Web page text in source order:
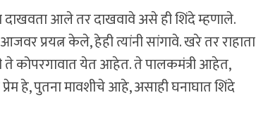
आले तर दाखवावे असे ही शिंदे म्हणाले.
प्रयत्न केले, हेही त्यांनी सांगावे. खरे तर राहाता
कोपरगावात येत आहेत. ते पालकमंत्री आहेत,
हे, पुतना मावशीचे आहे, असाही घनाघात शिंदे